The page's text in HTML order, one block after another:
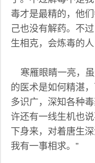
毒才是最精的，他
己也没有解药。不
生相克，会炼毒的
寒雁眼睛一亮，虽
的医术是如何精湛
多识广，深知各种
许还有一线生机也
下身来，对着唐生深
我有一事相求。”